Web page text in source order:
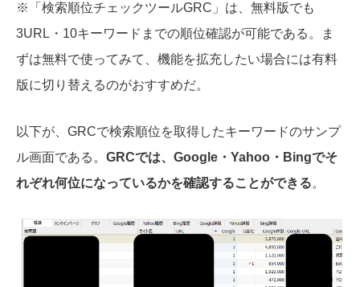
※「検索順位チェックツールGRC」は、無料版でも
3URL・10キーワードまでの順位確認が可能である。ま
ずは無料で使ってみて、機能を拡充したい場合には有料
版に切り替えるのがおすすめだ。
以下が、GRCで検索順位を取得したキーワードのサンプ
ル画面である。 GRCでは、Google・Yahoo・Bingでそ
れぞれ何位になっているかを確認することができる。